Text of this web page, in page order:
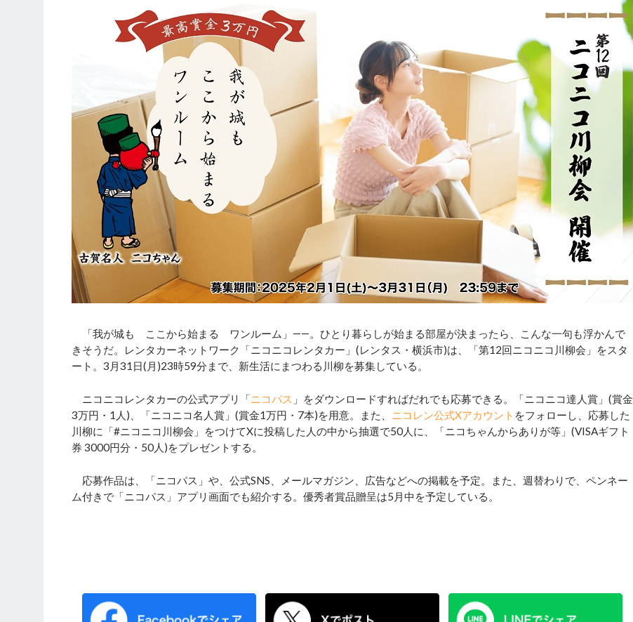
「我が城も ここから始まる ワンルーム」――。ひとり暮らしが始まる部屋が決まったら、こんな一句も浮かんで
きそうだ。レンタカーネットワーク「ニコニコレンタカー」(レンタス・横浜市)は、「第12回ニコニコ川柳会」をスタ
ート。3月31日(月)23時59分まで、新生活にまつわる川柳を募集している。
ニコニコレンタカーの公式アプリ「ニコパス 」をダウンロードすればだれでも応募できる。「ニコニコ達人賞」(賞金
3万円・1人)、「ニコニコ名人賞」(賞金1万円・7本)を用意。また、 ニコレン公式Xアカウント をフォローし、応募した
川柳に「#ニコニコ川柳会」をつけてXに投稿した人の中から抽選で50人に、「ニコちゃんからありが等」(VISAギフト
券 3000円分・50人)をプレゼントする。
応募作品は、「ニコパス」や、公式SNS、メールマガジン、広告などへの掲載を予定。また、週替わりで、ペンネー
ム付きで「ニコパス」アプリ画面でも紹介する。優秀者賞品贈呈は5月中を予定している。